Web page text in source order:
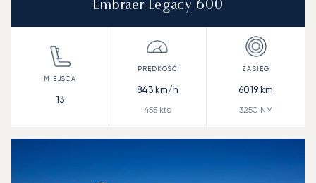
Embraer Legacy 600
13
843km/h
455 kts
6019 km
3250 NM